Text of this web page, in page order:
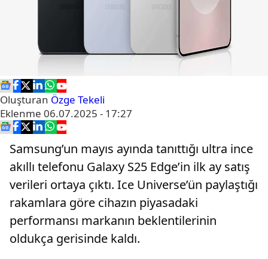
Oluşturan Özge Tekeli
Eklenme 06.07.2025 - 17:27
Samsung’un mayıs ayında tanıttığı ultra ince
akıllı telefonu Galaxy S25 Edge’in ilk ay satış
verileri ortaya çıktı. Ice Universe’ün paylaştığı
rakamlara göre cihazın piyasadaki
performansı markanın beklentilerinin
oldukça gerisinde kaldı.